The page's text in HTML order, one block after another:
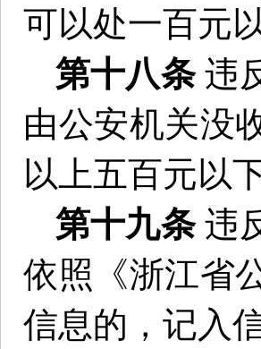
可以处一百元
第十八条违
由公安机关没
以上五百元以
第十九条违
依照《浙江省
信息的，记入